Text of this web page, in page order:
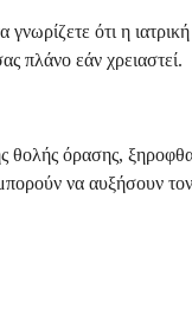
ότι η
πλάνο εάν χρειαστεί.
όρασης,
να αυξήσουν